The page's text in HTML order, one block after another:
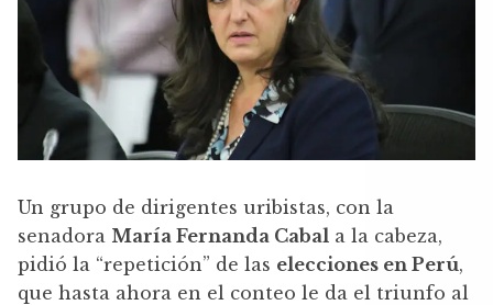
Un grupo de dirigentes uribistas, con la
senadora María Fernanda Cabal a la cabeza,
pidió la “repetición” de las elecciones en Perú,
que hasta ahora en el conteo le da el triunfo al